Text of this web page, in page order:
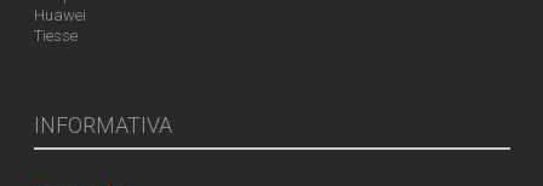
Huawei
Tiesse
INFORMATIVA